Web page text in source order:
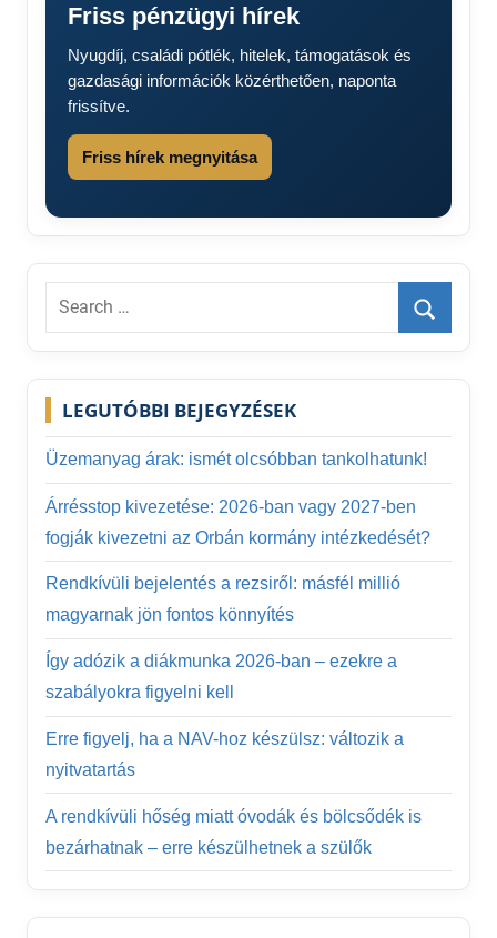
Friss pénzügyi hírek
Nyugdíj, családi pótlék, hitelek, támogatások és
gazdasági információk közérthetően, naponta
frissítve.
Friss hírek megnyitása
Search
Search
LEGUTÓBBI BEJEGYZÉSEK
Üzemanyag árak: ismét olcsóbban tankolhatunk!
Árrésstop kivezetése: 2026-ban vagy 2027-ben
fogják kivezetni az Orbán kormány intézkedését?
Rendkívüli bejelentés a rezsiről: másfél millió
magyarnak jön fontos könnyítés
Így adózik a diákmunka 2026-ban – ezekre a
szabályokra figyelni kell
Erre figyelj, ha a NAV-hoz készülsz: változik a
nyitvatartás
A rendkívüli hőség miatt óvodák és bölcsődék is
bezárhatnak – erre készülhetnek a szülők